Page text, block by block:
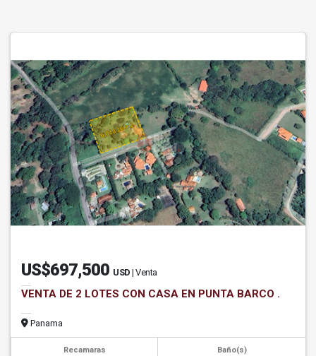
US$697,500 USD | Venta
VENTA DE 2 LOTES CON CASA EN PUNTA BARCO .
Panama
Recamaras Baño(s)